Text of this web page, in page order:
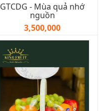
GTCDG - Mùa quả nhớ
nguồn
3,500,000